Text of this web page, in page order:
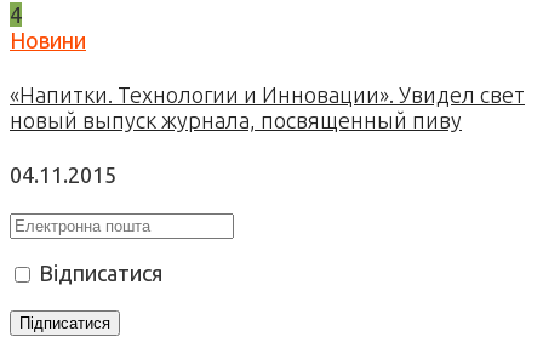
4
Новини
«Напитки. Технологии и Инновации». Увидел свет
новый выпуск журнала, посвященный пиву
04.11.2015
Відписатися